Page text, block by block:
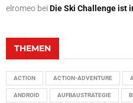
elromeo beiDie Ski Challenge ist
THEMEN
ACTION ACTION-ADVENTURE
ANDROID AUFBAUSTRATEGIE